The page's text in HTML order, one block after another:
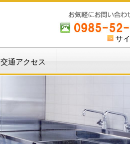
サ
交通アクセス